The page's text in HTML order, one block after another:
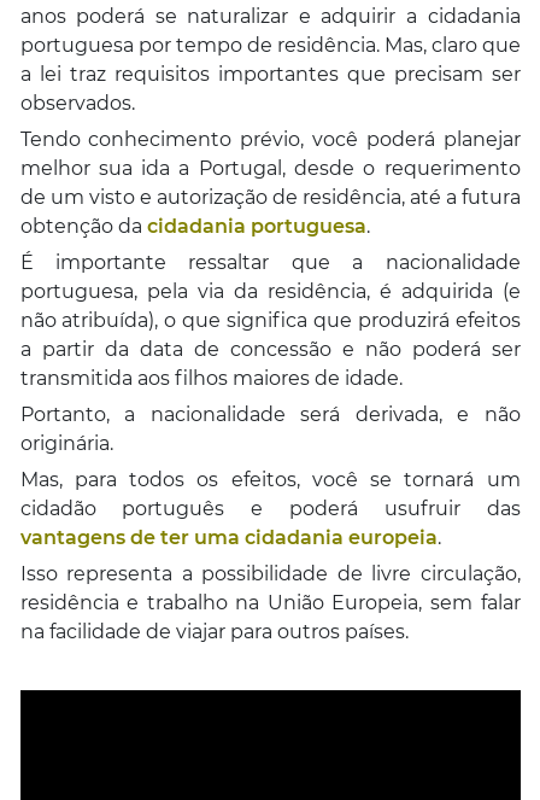
anos poderá se naturalizar e adquirir a cidadania
portuguesa por tempo de residência. Mas, claro que
a lei traz requisitos importantes que precisam ser
observados.
Tendo conhecimento prévio, você poderá planejar
melhor sua ida a Portugal, desde o requerimento
de um visto e autorização de residência, até a futura
obtenção da cidadania portuguesa.
É importante ressaltar que a nacionalidade
portuguesa, pela via da residência, é adquirida (e
não atribuída), o que significa que produzirá efeitos
a partir da data de concessão e não poderá ser
transmitida aos filhos maiores de idade.
Portanto, a nacionalidade será derivada, e não
originária.
Mas, para todos os efeitos, você se tornará um
cidadão português e poderá usufruir das
vantagens de ter uma cidadania europeia.
Isso representa a possibilidade de livre circulação,
residência e trabalho na União Europeia, sem falar
na facilidade de viajar para outros países.